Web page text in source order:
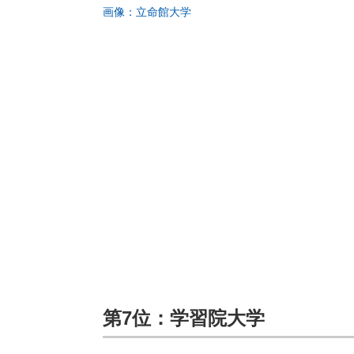
画像：立命館大学
第7位：学習院大学